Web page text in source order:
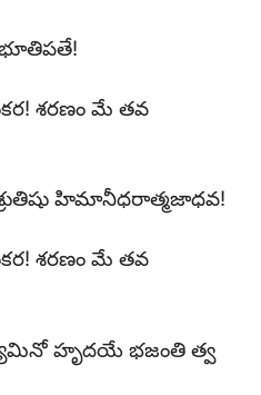
శరణం మే తవ
హిమానీధరాత్మజాధవ!
శరణం మే తవ
హృదయే భజంతి త్వ